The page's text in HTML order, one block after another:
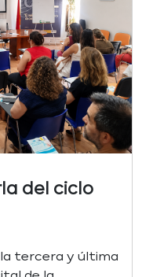
del ciclo
tercera y última